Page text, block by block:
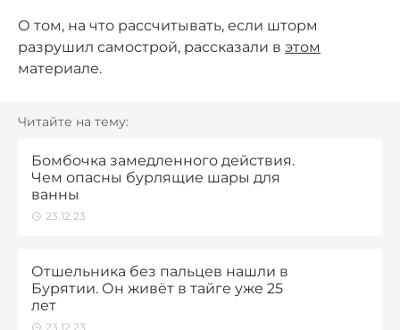
О том, на что рассчитывать, если шторм
разрушил самострой, рассказали в этом
материале.
Читайте на тему:
Бомбочка замедленного действия.
Чем опасны бурлящие шары для
ванны
23.12.23
Отшельника без пальцев нашли в
Бурятии. Он живёт в тайге уже 25
лет
23.12.23